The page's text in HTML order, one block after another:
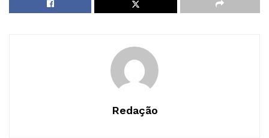
Redação